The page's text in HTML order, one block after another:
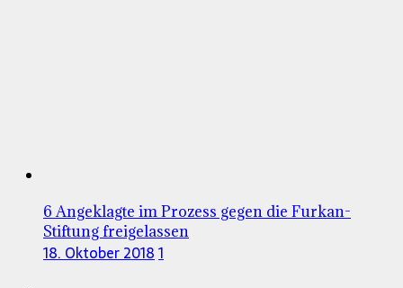
6 Angeklagte im Prozess gegen die Furkan-
Stiftung freigelassen
18. Oktober 20181